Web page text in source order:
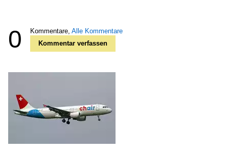
0 Kommentare, Alle Kommentare
Kommentar verfassen